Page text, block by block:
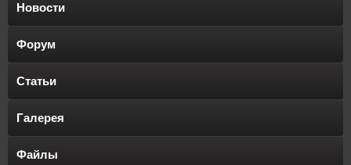
Новости
Форум
Статьи
Галерея
Файлы